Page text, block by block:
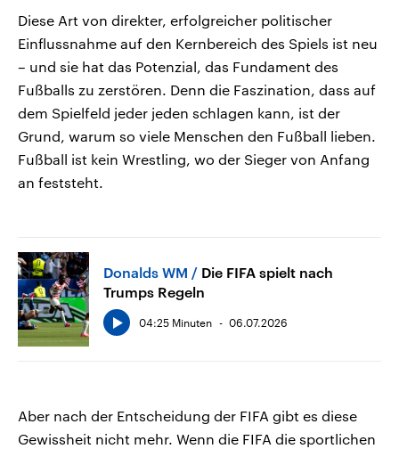
Diese Art von direkter, erfolgreicher politischer
Einflussnahme auf den Kernbereich des Spiels ist neu
– und sie hat das Potenzial, das Fundament des
Fußballs zu zerstören. Denn die Faszination, dass auf
dem Spielfeld jeder jeden schlagen kann, ist der
Grund, warum so viele Menschen den Fußball lieben.
Fußball ist kein Wrestling, wo der Sieger von Anfang
an feststeht.
Donalds WM
Die FIFA spielt nach
Trumps Regeln
04:25 Minuten 06.07.2026
Aber nach der Entscheidung der FIFA gibt es diese
Gewissheit nicht mehr. Wenn die FIFA die sportlichen